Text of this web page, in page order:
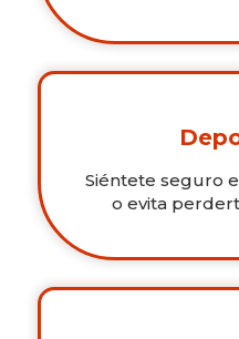
Siéntete seguro
o evita